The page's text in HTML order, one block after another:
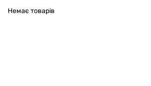
Немає товарів